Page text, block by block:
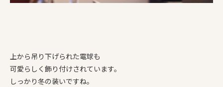
上から吊り下げられた電球も
可愛らしく飾り付けされています。
しっかり冬の装いですね。